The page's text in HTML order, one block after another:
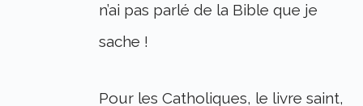
n’ai pas parlé de la Bible que je
sache !
Pour les Catholiques, le livre saint,